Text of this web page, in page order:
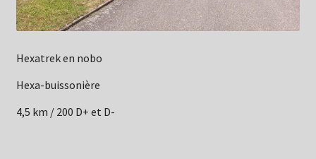
Hexatrek en nobo
Hexa-buissonière
4,5 km / 200 D+ et D-